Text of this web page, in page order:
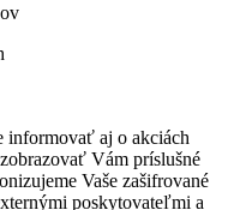
informovať aj o akciách
Vám príslušné
Vaše zašifrované
poskytovateľmi a